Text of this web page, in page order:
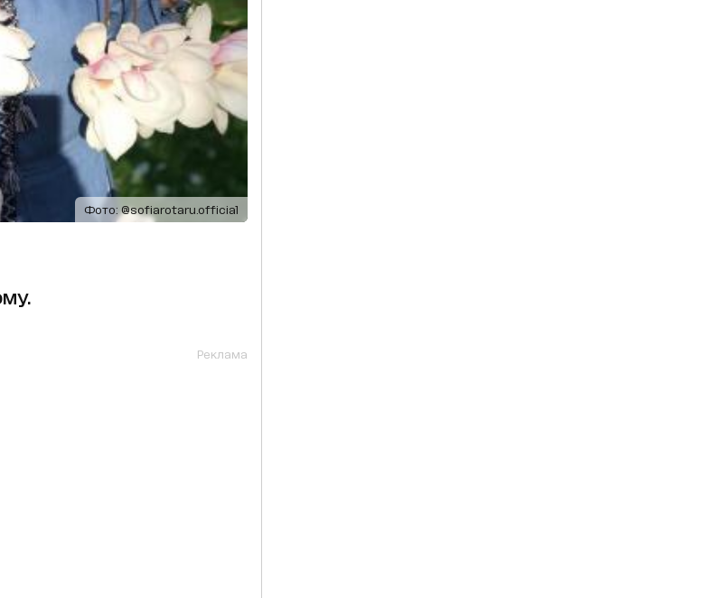
Фото: @sofiarotaru.official
Реклама